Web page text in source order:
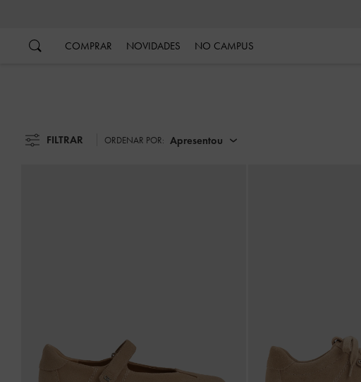
COMPRAR NOVIDADES NO CAMPUS
FILTRAR ORDENAR POR: Apresentou